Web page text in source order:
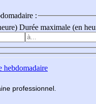
:
Durée maximale (en
hebdomadaire
professionnel